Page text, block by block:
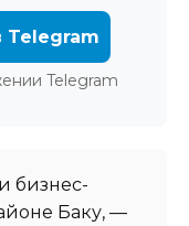
Telegram
Telegram
бизнес-
Баку, —